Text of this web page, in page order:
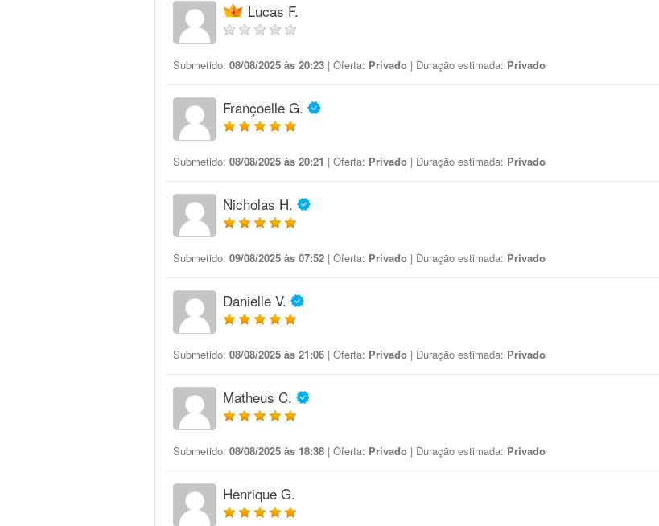
Lucas F.
Submetido: 08/08/2025 às 20:23 | Oferta: Privado | Duração estimada: Privado
Françoelle G.
Submetido: 08/08/2025 às 20:21 | Oferta: Privado | Duração estimada: Privado
Nicholas H.
Submetido: 09/08/2025 às 07:52 | Oferta: Privado | Duração estimada: Privado
Danielle V.
Submetido: 08/08/2025 às 21:06 | Oferta: Privado | Duração estimada: Privado
Matheus C.
Submetido: 08/08/2025 às 18:38 | Oferta: Privado | Duração estimada: Privado
Henrique G.